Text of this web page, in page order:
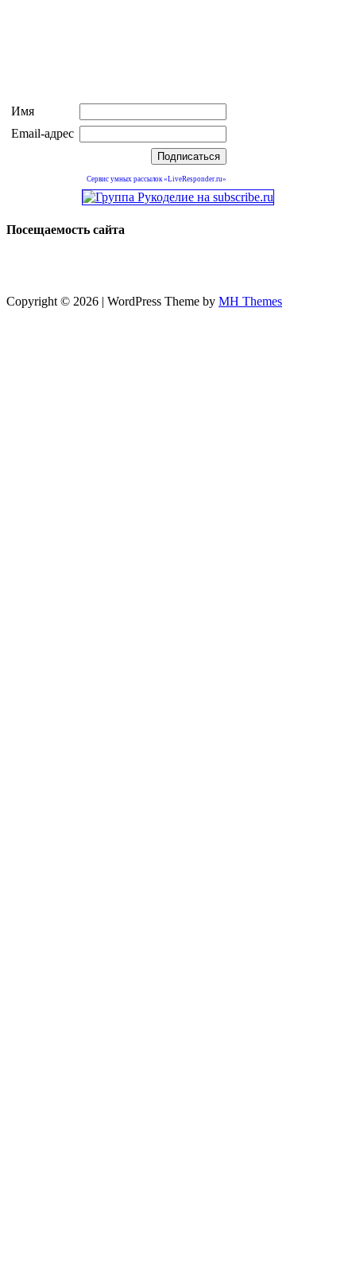
Имя
Email-адрес
Сервис умных рассылок «LiveResponder.ru»
Посещаемость сайта
Copyright © 2026 | WordPress Theme by MH Themes